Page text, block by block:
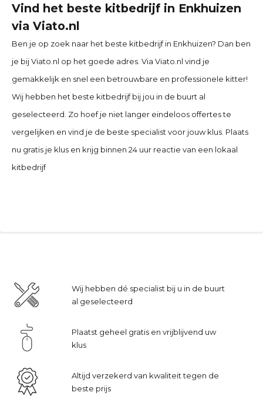
Vind het beste kitbedrijf in Enkhuizen
via Viato.nl
Ben je op zoek naar het beste kitbedrijf in Enkhuizen? Dan ben
je bij Viato.nl op het goede adres. Via Viato.nl vind je
gemakkelijk en snel een betrouwbare en professionele kitter!
Wij hebben het beste kitbedrijf bij jou in de buurt al
geselecteerd. Zo hoef je niet langer eindeloos offertes te
vergelijken en vind je de beste specialist voor jouw klus. Plaats
nu gratis je klus en krijg binnen 24 uur reactie van een lokaal
kitbedrijf
Wij hebben dé specialist bij u in de buurt
al geselecteerd
Plaatst geheel gratis en vrijblijvend uw
klus
Altijd verzekerd van kwaliteit tegen de
beste prijs